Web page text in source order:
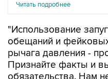
Читать подробнее
"Использование
обещаний и
рычага давления -
Признайте факты и